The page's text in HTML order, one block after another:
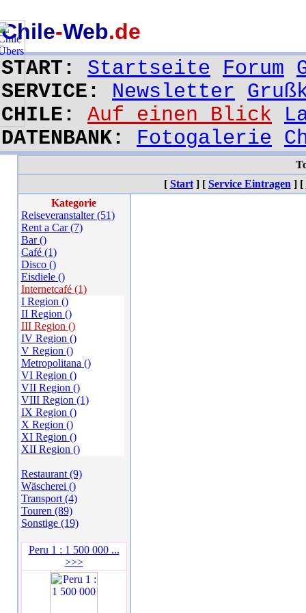
Chile-Web.de
START: Startseite Forum
SERVICE: Newsletter
CHILE: Auf einen Blick
DATENBANK: Fotogalerie
[ Start][ Service Eintragen ][
Kategorie
Reiseveranstalter (51)
Rent a Car (7)
Bar ()
Café (1)
Disco ()
Eisdiele ()
Internetcafé (1)
I Region ()
II Region ()
III Region ()
IV Region ()
V Region ()
Metropolitana ()
VI Region ()
VII Region ()
VIII Region (1)
IX Region ()
X Region ()
XI Region ()
XII Region ()
Restaurant (9)
Wäscherei ()
Transport (4)
Touren (89)
Sonstige (19)
Peru 1 : 1 500 000 ...
>>>